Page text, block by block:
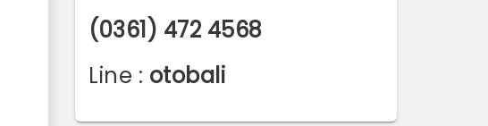
(0361) 472 4568
Line : otobali